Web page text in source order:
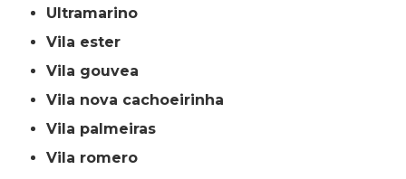
ultramarino
vila ester
vila gouvea
vila nova cachoeirinha
vila palmeiras
vila romero